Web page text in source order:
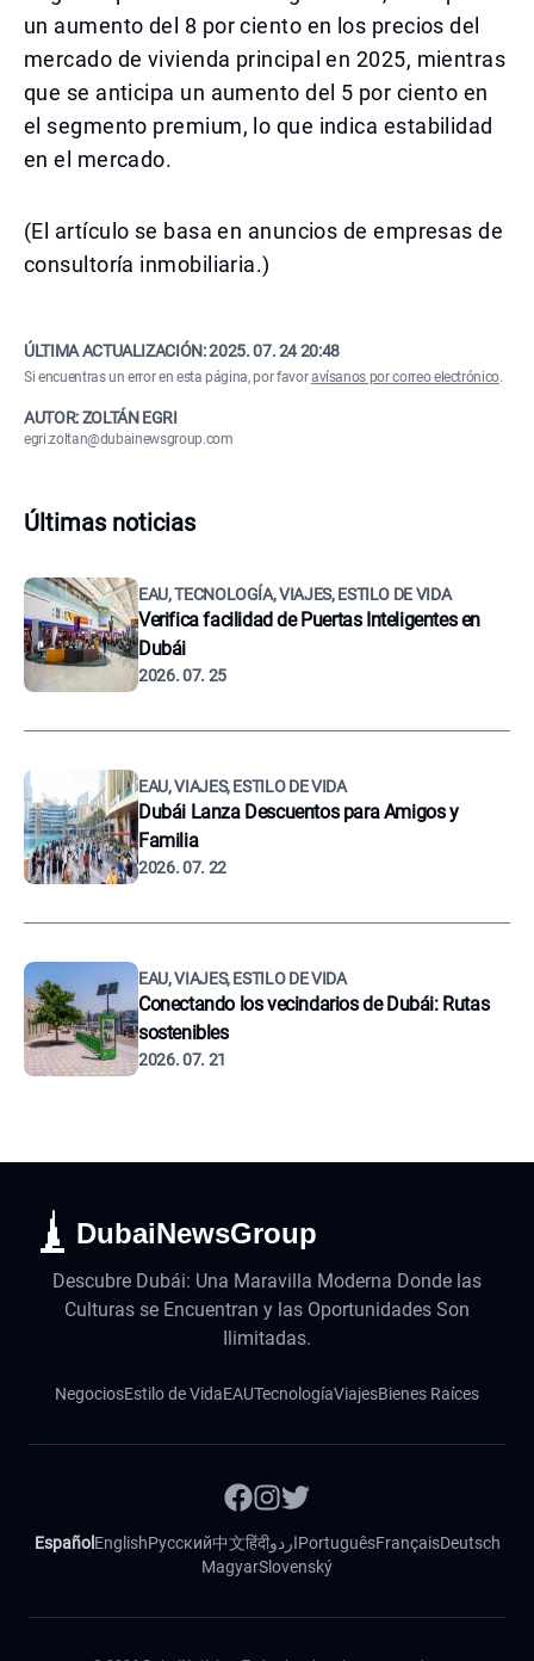
un aumento del 8 por ciento en los precios del
mercado de vivienda principal en 2025, mientras
que se anticipa un aumento del 5 por ciento en
el segmento premium, lo que indica estabilidad
en el mercado.
(El artículo se basa en anuncios de empresas de
consultoría inmobiliaria.)
ÚLTIMA ACTUALIZACIÓN:2025. 07. 24 20:48
Si encuentras un error en esta página, por favoravísanos por correo electrónico.
AUTOR: ZOLTÁN EGRI
egri.zoltan@dubainewsgroup.com
Últimas noticias
EAU, TECNOLOGÍA, VIAJES, ESTILO DE VIDA
Verifica facilidad de Puertas Inteligentes en
Dubái
2026. 07. 25
EAU, VIAJES, ESTILO DE VIDA
Dubái Lanza Descuentos para Amigos y
Familia
2026. 07. 22
EAU, VIAJES, ESTILO DE VIDA
Conectando los vecindarios de Dubái: Rutas
sostenibles
2026. 07. 21
DubaiNewsGroup
Descubre Dubái: Una Maravilla Moderna Donde las
Culturas se Encuentran y las Oportunidades Son
Ilimitadas.
NegociosEstilo de VidaEAUTecnologíaViajesBienes Raíces
Español EnglishРусский中文हिंदीاردوPortuguêsFrançaisDeutsch
MagyarSlovenský